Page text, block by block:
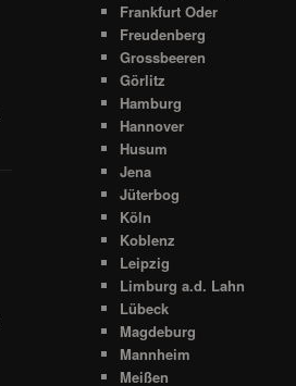
Frankfurt Oder
Freudenberg
Grossbeeren
Görlitz
Hamburg
Hannover
Husum
Jena
Jüterbog
Köln
Koblenz
Leipzig
Limburg a.d. Lahn
Lübeck
Magdeburg
Mannheim
Meißen